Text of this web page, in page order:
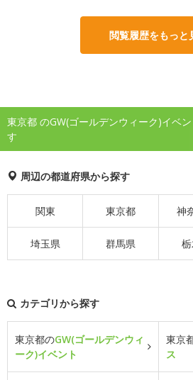
閲覧履歴をもっと
東京都 のGW(ゴールデンウィーク)イベ
す
周辺の都道府県から探す
関東 東京都 神
埼玉県 群馬県
カテゴリから探す
東京都のGW(ゴールデンウィ
ーク)イベント
東京
ス